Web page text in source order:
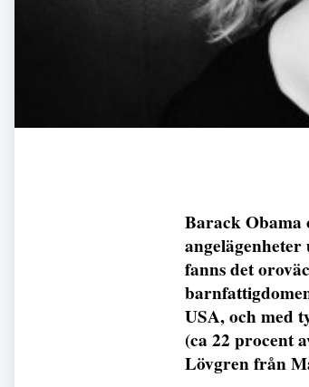
Barack Obama
fanns det
USA, och med
(ca 22 procent
Lövgren från